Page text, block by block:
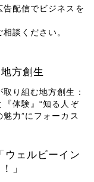
告配信でビジネスを
談ください。
方創生
取り組む地方創生：
『体験』“知る人ぞ
魅力”にフォーカス
ウェルビーイン
」